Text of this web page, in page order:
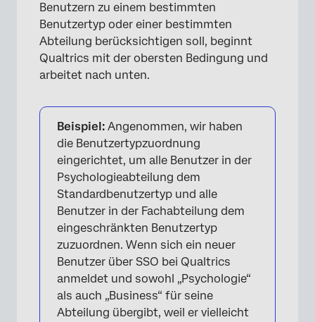
Benutzern zu einem bestimmten
Benutzertyp oder einer bestimmten
Abteilung berücksichtigen soll, beginnt
Qualtrics mit der obersten Bedingung und
arbeitet nach unten.
Beispiel: Angenommen, wir haben
die Benutzertypzuordnung
eingerichtet, um alle Benutzer in der
Psychologieabteilung dem
Standardbenutzertyp und alle
Benutzer in der Fachabteilung dem
eingeschränkten Benutzertyp
zuzuordnen. Wenn sich ein neuer
Benutzer über SSO bei Qualtrics
anmeldet und sowohl „Psychologie“
als auch „Business“ für seine
Abteilung übergibt, weil er vielleicht